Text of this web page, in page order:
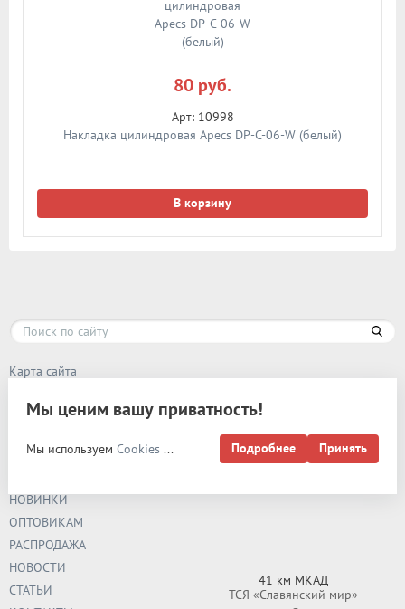
80 руб.
Арт: 10998
Накладка цилиндровая Apecs DP-C-06-W (белый)
В корзину
Карта сайта
О КОМПАНИИ
НОВИНКИ
ОПТОВИКАМ
РАСПРОДАЖА
НОВОСТИ
СТАТЬИ
НАШИ РОЗНИЧНЫЕ МАГАЗИНЫ:
41 км МКАД
ТСЯ «Славянский мир»
Мы ценим вашу приватность!
Мы используем Cookies... Подробнее Принять